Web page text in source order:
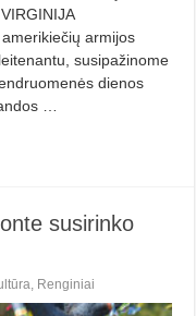
armijos
susipažinome
dienos
…
susirinko
, Renginiai